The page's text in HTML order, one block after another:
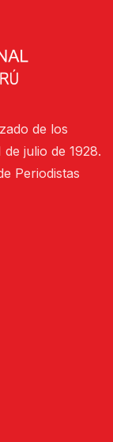
de los
julio de 1928.
Periodistas